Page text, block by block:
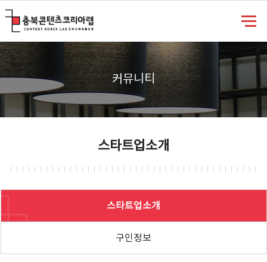
커뮤니티
스타트업소개
스타트업소개
구인정보